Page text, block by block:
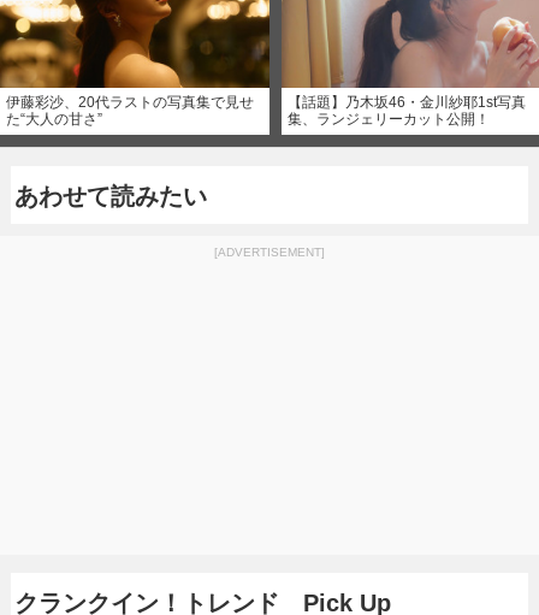
伊藤彩沙、20代ラストの写真集で見せ
た“大人の甘さ”
【話題】乃木坂46・金川紗耶1st写真
集、ランジェリーカット公開！
あわせて読みたい
[ADVERTISEMENT]
クランクイン！トレンド Pick Up